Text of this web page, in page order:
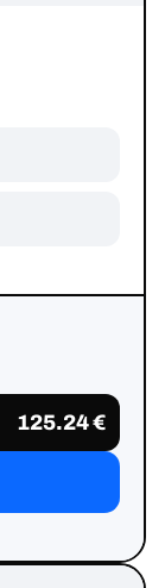
125.24 €